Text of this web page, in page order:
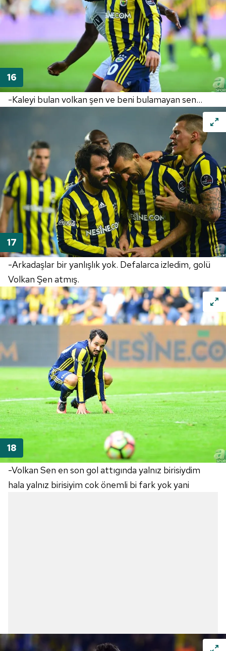
-Kaleyi bulan volkan şen ve beni bulamayan sen...
-Arkadaşlar bir yanlışlık yok. Defalarca izledim, golü
Volkan Şen atmış.
-Volkan Sen en son gol attıgında yalnız birisiydim
hala yalnız birisiyim cok önemli bi fark yok yani